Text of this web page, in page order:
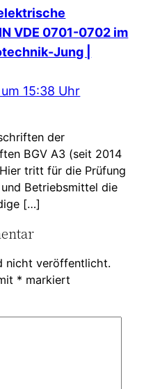
VDE 0701-0702 im
Jung |
15:38 Uhr
der
BGV A3 (seit 2014
tritt für die Prüfung
Betriebsmittel die
[…]
nicht veröffentlicht.
* markiert